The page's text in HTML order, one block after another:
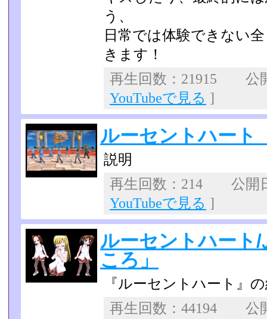
う、
日常では体験できない
きます！
再生回数：21915 公
YouTubeで見る ]
ルーセントハー
説明
再生回数：214 公開
YouTubeで見る ]
ルーセントハート
ころ」
『ルーセントハート』
再生回数：44194 公